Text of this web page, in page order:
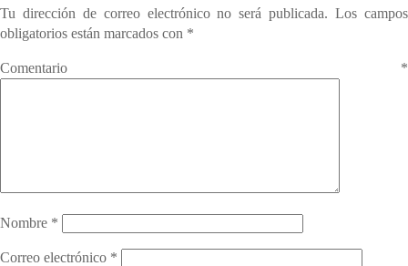
Tu dirección de correo electrónico no será publicada. Los campos
obligatorios están marcados con *
Comentario *
Nombre *
Correo electrónico *